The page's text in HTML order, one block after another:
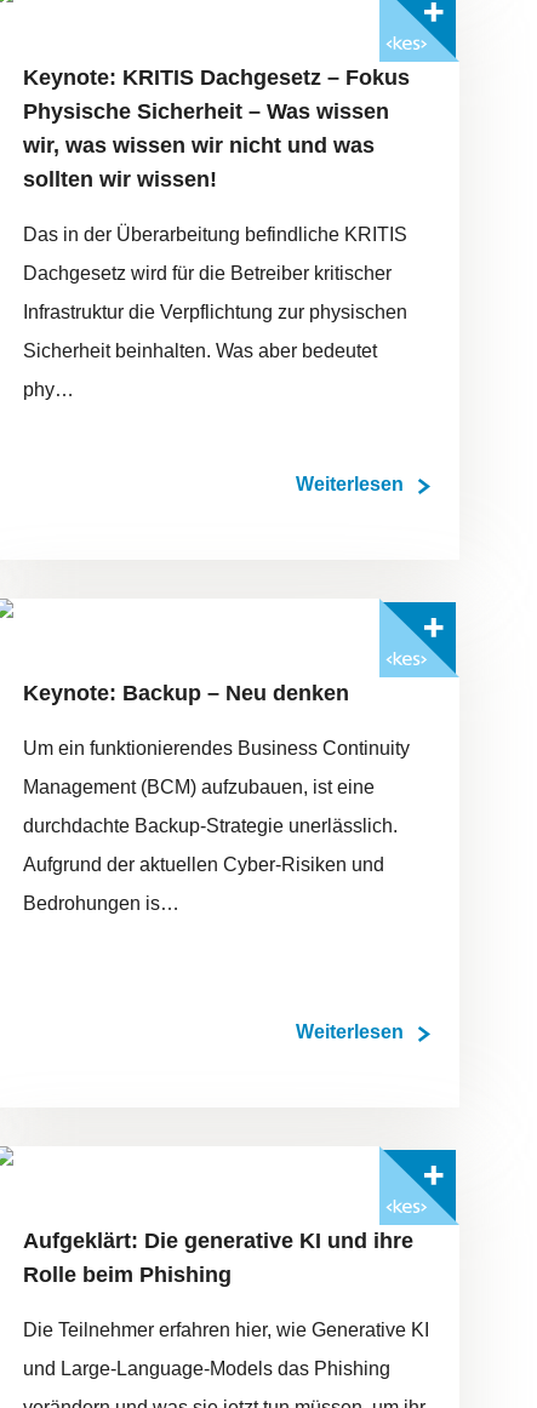
Keynote: KRITIS Dachgesetz – Fokus
Physische Sicherheit – Was wissen
wir, was wissen wir nicht und was
sollten wir wissen!
Das in der Überarbeitung befindliche KRITIS
Dachgesetz wird für die Betreiber kritischer
Infrastruktur die Verpflichtung zur physischen
Sicherheit beinhalten. Was aber bedeutet
phy…
Weiterlesen
Keynote: Backup – Neu denken
Um ein funktionierendes Business Continuity
Management (BCM) aufzubauen, ist eine
durchdachte Backup-Strategie unerlässlich.
Aufgrund der aktuellen Cyber-Risiken und
Bedrohungen is…
Weiterlesen
Aufgeklärt: Die generative KI und ihre
Rolle beim Phishing
Die Teilnehmer erfahren hier, wie Generative KI
und Large-Language-Models das Phishing